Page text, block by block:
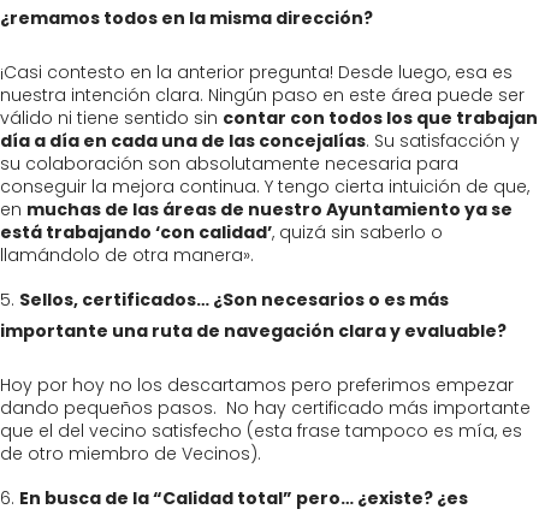
¿remamos todos en la misma dirección?
¡Casi contesto en la anterior pregunta! Desde luego, esa es
nuestra intención clara. Ningún paso en este área puede ser
válido ni tiene sentido sin contar con todos los que trabajan
día a día en cada una de las concejalías. Su satisfacción y
su colaboración son absolutamente necesaria para
conseguir la mejora continua. Y tengo cierta intuición de que,
en muchas de las áreas de nuestro Ayuntamiento ya se
está trabajando ‘con calidad’, quizá sin saberlo o
llamándolo de otra manera».
Sellos, certificados… ¿Son necesarios o es más
importante una ruta de navegación clara y evaluable?
Hoy por hoy no los descartamos pero preferimos empezar
dando pequeños pasos. No hay certificado más importante
que el del vecino satisfecho (esta frase tampoco es mía, es
de otro miembro de Vecinos).
En busca de la “Calidad total” pero… ¿existe? ¿es